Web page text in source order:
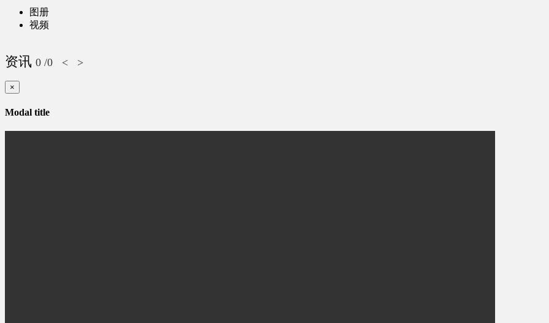
图册
视频
资讯 0 /0 < >
×
Modal title